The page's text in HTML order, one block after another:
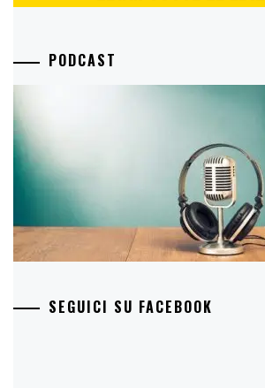
PODCAST
SEGUICI SU FACEBOOK